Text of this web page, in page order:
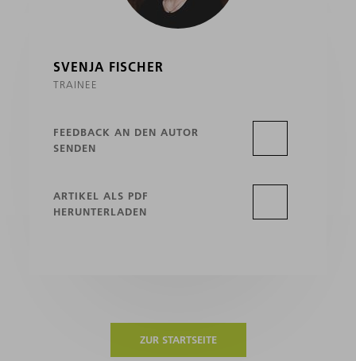
SVENJA FISCHER
TRAINEE
FEEDBACK AN DEN AUTOR
SENDEN
ARTIKEL ALS PDF
HERUNTERLADEN
ZUR STARTSEITE